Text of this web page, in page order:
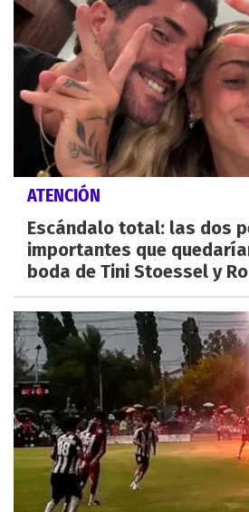
ATENCIÓN
Escándalo total: las dos
importantes que
boda de Tini Stoessel y